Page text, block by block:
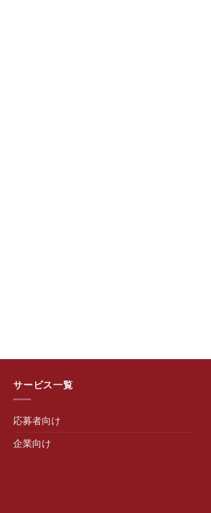
サービス一覧
応募者向け
企業向け